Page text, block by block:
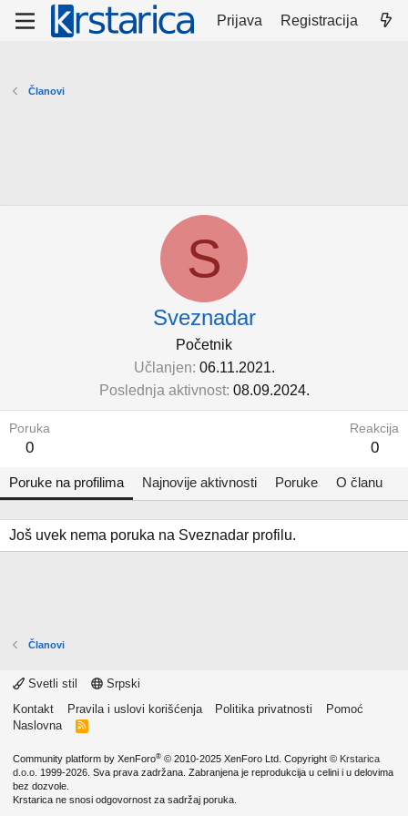
Prijava Registracija
Članovi
S
Sveznadar
Početnik
Učlanjen 06.11.2021.
Poslednja aktivnost 08.09.2024.
Poruka
0
Reakcija
0
Poruke na profilima Najnovije aktivnosti Poruke O članu
Još uvek nema poruka na Sveznadar profilu.
Članovi
Svetli stil
Srpski
Kontakt
Pravila i uslovi korišćenja Politika privatnosti
Pomoć
Naslovna
R
Community platform by XenForo® © 2010-2025 XenForo Ltd. Copyright © Krstarica
d.o.o. 1999-2026. Sva prava zadržana. Zabranjena je reprodukcija u celini i u delovima
bez dozvole.
Krstarica ne snosi odgovornost za sadržaj poruka.